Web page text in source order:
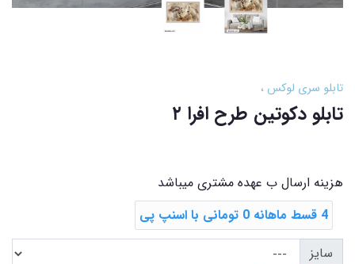
تابلو سری لوکس
تابلو دکوتین طرح افرا ۲
هزینه ارسال ب عهده مشتری میباشد
4 قسط ماهانه 0 تومانی با اسنپ ‌پی
سایز